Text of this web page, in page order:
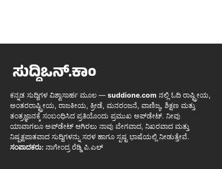
ಕನ್ನಡ ಸುದ್ದಿಗಳ ವಿಶ್ವಾಸಾರ್ಹ ಮೂಲ — suddione.com ನಲ್ಲಿ ಓದಿ ರಾಷ್ಟ್ರೀಯ,
ಅಂತರರಾಷ್ಟ್ರೀಯ, ರಾಜಕೀಯ, ಕ್ರೀಡೆ, ಮನರಂಜನೆ, ವಾಣಿಜ್ಯ, ಶಿಕ್ಷಣ ಮತ್ತು
ತಂತ್ರಜ್ಞಾನಕ್ಕೆ ಸಂಬಂಧಿಸಿದ ಪ್ರತಿಯೊಂದು ಪ್ರಮುಖ ಅಪ್‌ಡೇಟ್. ನೀವು
ಯಾವಾಗಲೂ ಅಪ್‌ಡೇಟ್ ಆಗಿರಲು ನಾವು ವೇಗವಾದ, ನಿಖರವಾದ ಮತ್ತು
ನಿಷ್ಪಕ್ಷಪಾತವಾದ ಸುದ್ದಿಗಳನ್ನು ಸರಳ ಹಾಗೂ ಸ್ಪಷ್ಟ ಭಾಷೆಯಲ್ಲಿ ನೀಡುತ್ತೇವೆ.
ಸಂಪಾದಕರು: ನಾಗೇಂದ್ರ ರೆಡ್ಡಿ ಪಿ.ಎಲ್